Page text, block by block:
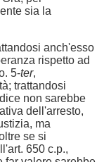
sia la
anch'esso
rispetto ad
5-ter,
trattandosi
non sarebbe
dell'arresto,
ma
se si
650 c.p.,